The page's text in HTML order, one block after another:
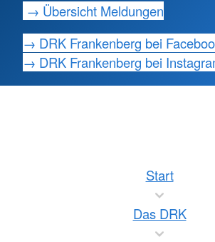
→ Übersicht Meldungen
→ DRK Frankenberg bei
→ DRK Frankenberg bei
Start
Das DRK